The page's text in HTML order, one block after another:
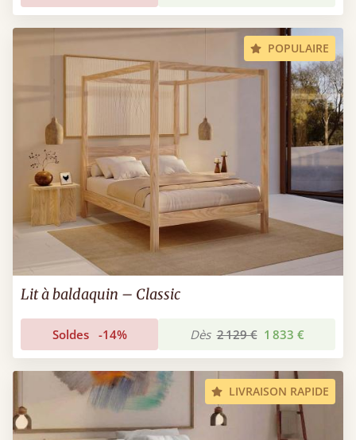
POPULAIRE
Lit à baldaquin – Classic
Soldes -14% Dès 2 129 € 1 833 €
LIVRAISON RAPIDE